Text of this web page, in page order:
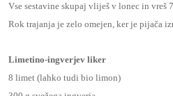
Vse sestavine skupaj vliješ v lonec in vreš
Rok trajanja je zelo omejen, ker je pijača
Limetino-ingverjev liker
8 limet (lahko tudi bio limon)